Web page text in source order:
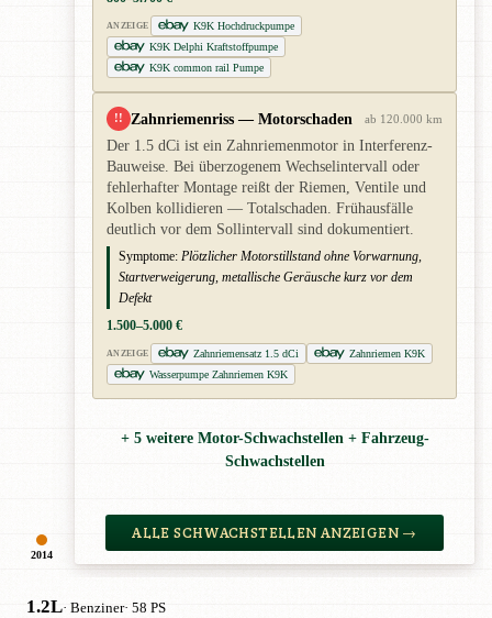
2014
ANZEIGE
K9K Hochdruckpumpe
K9K Delphi Kraftstoffpumpe
K9K common rail Pumpe
!! Zahnriemenriss — Motorschaden ab 120.000 km
Der 1.5 dCi ist ein Zahnriemenmotor in Interferenz-
Bauweise. Bei überzogenem Wechselintervall oder
fehlerhafter Montage reißt der Riemen, Ventile und
Kolben kollidieren — Totalschaden. Frühausfälle
deutlich vor dem Sollintervall sind dokumentiert.
Symptome: Plötzlicher Motorstillstand ohne Vorwarnung,
Startverweigerung, metallische Geräusche kurz vor dem
Defekt
1.500–5.000 €
ANZEIGE Zahnriemensatz 1.5 dCi
Zahnriemen K9K
Wasserpumpe Zahnriemen K9K
+ 5 weitere Motor-Schwachstellen + Fahrzeug-
Schwachstellen
ALLE SCHWACHSTELLEN ANZEIGEN →
1.2L· Benziner· 58 PS